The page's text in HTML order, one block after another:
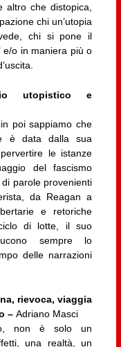
altro che distopica,
chi un’utopia
chi si pone il
e/o in maniera più o
utopistico e
poi sappiamo che
è data dalla sua
le istanze
del fascismo
parole provenienti
da Reagan a
e retoriche
di lotte, il suo
sempre lo
delle narrazioni
rievoca, viaggia
– Adriano Masci
non è solo un
una realtà, un